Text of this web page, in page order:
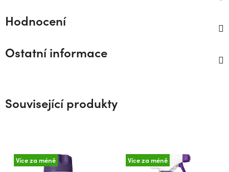
Hodnocení
Ostatní informace
Související produkty
Více za méně Více za méně